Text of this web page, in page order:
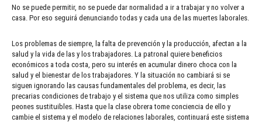
No se puede permitir, no se puede dar normalidad a ir a trabajar y no volver a
casa. Por eso seguirá denunciando todas y cada una de las muertes laborales.
Los problemas de siempre, la falta de prevención y la producción, afectan a la
salud y la vida de las y los trabajadores. La patronal quiere beneficios
económicos a toda costa, pero su interés en acumular dinero choca con la
salud y el bienestar de los trabajadores. Y la situación no cambiará si se
siguen ignorando las causas fundamentales del problema, es decir, las
precarias condiciones de trabajo y el sistema que nos utiliza como simples
peones sustituibles. Hasta que la clase obrera tome conciencia de ello y
cambie el sistema y el modelo de relaciones laborales, continuará este sistema